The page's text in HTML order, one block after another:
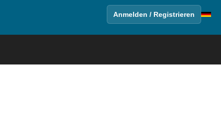
Anmelden / Registrieren